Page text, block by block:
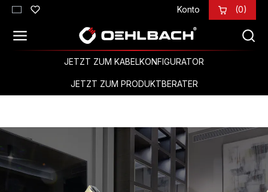
Zum Hauptinhalt springen Konto (0)
JETZT ZUM KABELKONFIGURATOR
JETZT ZUM PRODUKTBERATER